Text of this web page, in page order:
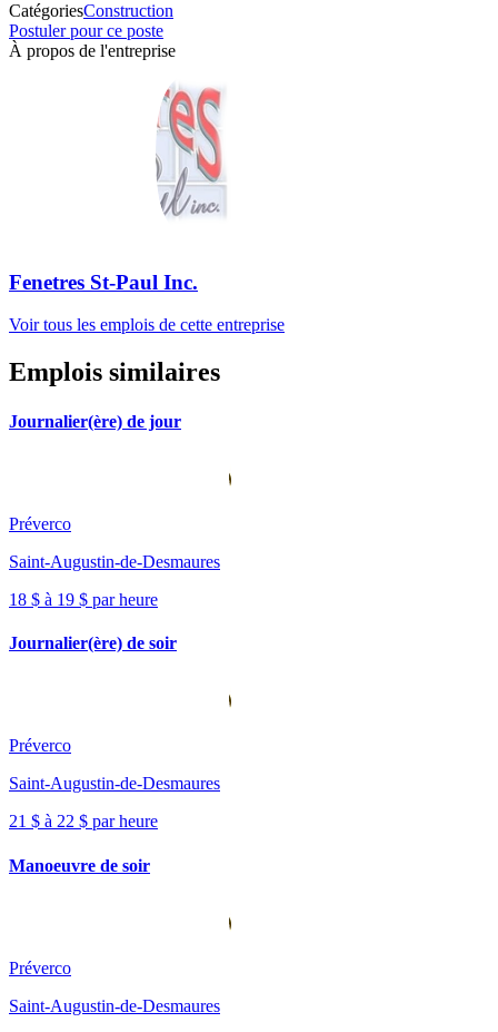
CatégoriesConstruction
Postuler pour ce poste
À propos de l'entreprise
Fenetres St-Paul Inc.
Voir tous les emplois de cette entreprise
Emplois similaires
Journalier(ère) de jour
Préverco
Saint-Augustin-de-Desmaures
18 $ à 19 $ par heure
Journalier(ère) de soir
Préverco
Saint-Augustin-de-Desmaures
21 $ à 22 $ par heure
Manoeuvre de soir
Préverco
Saint-Augustin-de-Desmaures